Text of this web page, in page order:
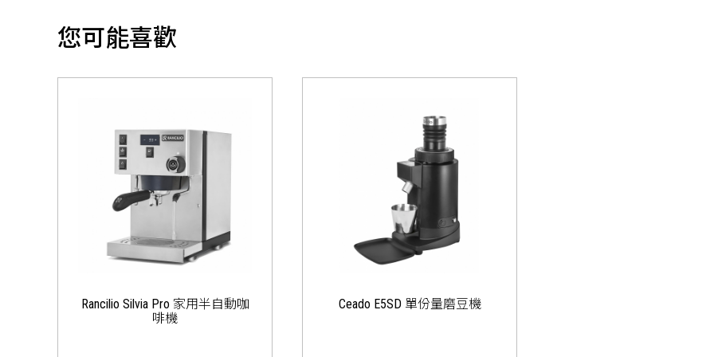
您可能喜歡
Rancilio Silvia Pro 家用半自動咖
啡機
Ceado E5SD 單份量磨豆機